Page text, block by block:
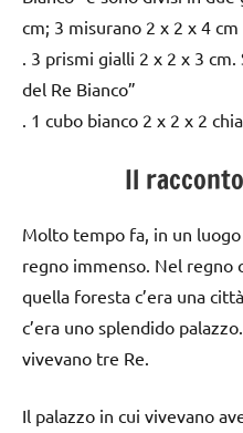
cm; 3 misurano 2 x 2 x 4 cm
. 3 prismi gialli 2 x 2 x 3
del Re Bianco”
. 1 cubo bianco 2 x 2 x 2
Il
Molto tempo fa, in un luogo
regno immenso. Nel regno
quella foresta c’era una
c’era uno splendido
vivevano tre Re.
Il palazzo in cui vivevano